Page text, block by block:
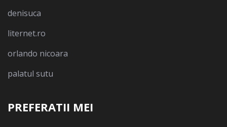
denisuca
liternet.ro
orlando nicoara
palatul sutu
PREFERATII MEI